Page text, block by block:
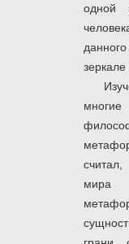
одной
многие
мира